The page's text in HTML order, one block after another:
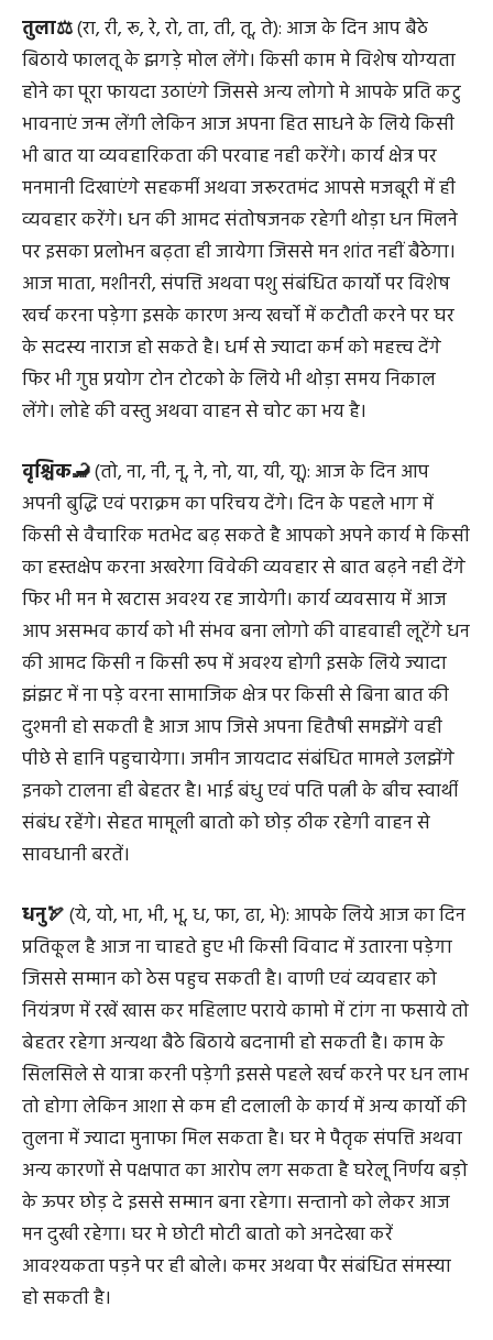
तुला⚖️(रा, री, रू, रे, रो, ता, ती, तू, ते): आज के दिन आप बैठे
बिठाये फालतू के झगड़े मोल लेंगे। किसी काम मे विशेष योग्यता
होने का पूरा फायदा उठाएंगे जिससे अन्य लोगो मे आपके प्रति कटु
भावनाएं जन्म लेंगी लेकिन आज अपना हित साधने के लिये किसी
भी बात या व्यवहारिकता की परवाह नही करेंगे। कार्य क्षेत्र पर
मनमानी दिखाएंगे सहकर्मी अथवा जरूरतमंद आपसे मजबूरी में ही
व्यवहार करेंगे। धन की आमद संतोषजनक रहेगी थोड़ा धन मिलने
पर इसका प्रलोभन बढ़ता ही जायेगा जिससे मन शांत नहीं बैठेगा।
आज माता, मशीनरी, संपत्ति अथवा पशु संबंधित कार्यो पर विशेष
खर्च करना पड़ेगा इसके कारण अन्य खर्चो में कटौती करने पर घर
के सदस्य नाराज हो सकते है। धर्म से ज्यादा कर्म को महत्त्व देंगे
फिर भी गुप्त प्रयोग टोन टोटको के लिये भी थोड़ा समय निकाल
लेंगे। लोहे की वस्तु अथवा वाहन से चोट का भय है।
वृश्चिक🦂(तो, ना, नी, नू, ने, नो, या, यी, यू): आज के दिन आप
अपनी बुद्धि एवं पराक्रम का परिचय देंगे। दिन के पहले भाग में
किसी से वैचारिक मतभेद बढ़ सकते है आपको अपने कार्य मे किसी
का हस्तक्षेप करना अखरेगा विवेकी व्यवहार से बात बढ़ने नही देंगे
फिर भी मन मे खटास अवश्य रह जायेगी। कार्य व्यवसाय में आज
आप असम्भव कार्य को भी संभव बना लोगो की वाहवाही लूटेंगे धन
की आमद किसी न किसी रूप में अवश्य होगी इसके लिये ज्यादा
झंझट में ना पड़े वरना सामाजिक क्षेत्र पर किसी से बिना बात की
दुश्मनी हो सकती है आज आप जिसे अपना हितैषी समझेंगे वही
पीछे से हानि पहुचायेगा। जमीन जायदाद संबंधित मामले उलझेंगे
इनको टालना ही बेहतर है। भाई बंधु एवं पति पत्नी के बीच स्वार्थी
संबंध रहेंगे। सेहत मामूली बातो को छोड़ ठीक रहेगी वाहन से
सावधानी बरतें।
धनु🏹(ये, यो, भा, भी, भू, ध, फा, ढा, भे): आपके लिये आज का दिन
प्रतिकूल है आज ना चाहते हुए भी किसी विवाद में उतारना पड़ेगा
जिससे सम्मान को ठेस पहुच सकती है। वाणी एवं व्यवहार को
नियंत्रण में रखें खास कर महिलाए पराये कामो में टांग ना फसाये तो
बेहतर रहेगा अन्यथा बैठे बिठाये बदनामी हो सकती है। काम के
सिलसिले से यात्रा करनी पड़ेगी इससे पहले खर्च करने पर धन लाभ
तो होगा लेकिन आशा से कम ही दलाली के कार्य में अन्य कार्यो की
तुलना में ज्यादा मुनाफा मिल सकता है। घर मे पैतृक संपत्ति अथवा
अन्य कारणों से पक्षपात का आरोप लग सकता है घरेलू निर्णय बड़ो
के ऊपर छोड़ दे इससे सम्मान बना रहेगा। सन्तानो को लेकर आज
मन दुखी रहेगा। घर मे छोटी मोटी बातो को अनदेखा करें
आवश्यकता पड़ने पर ही बोले। कमर अथवा पैर संबंधित संमस्या
हो सकती है।